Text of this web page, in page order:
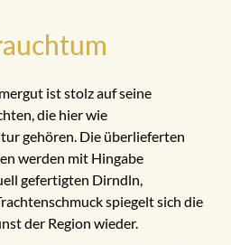
ist stolz auf seine
die hier wie
gehören. Die überlieferten
werden mit Hingabe
gefertigten Dirndln,
spiegelt sich die
der Region wieder.